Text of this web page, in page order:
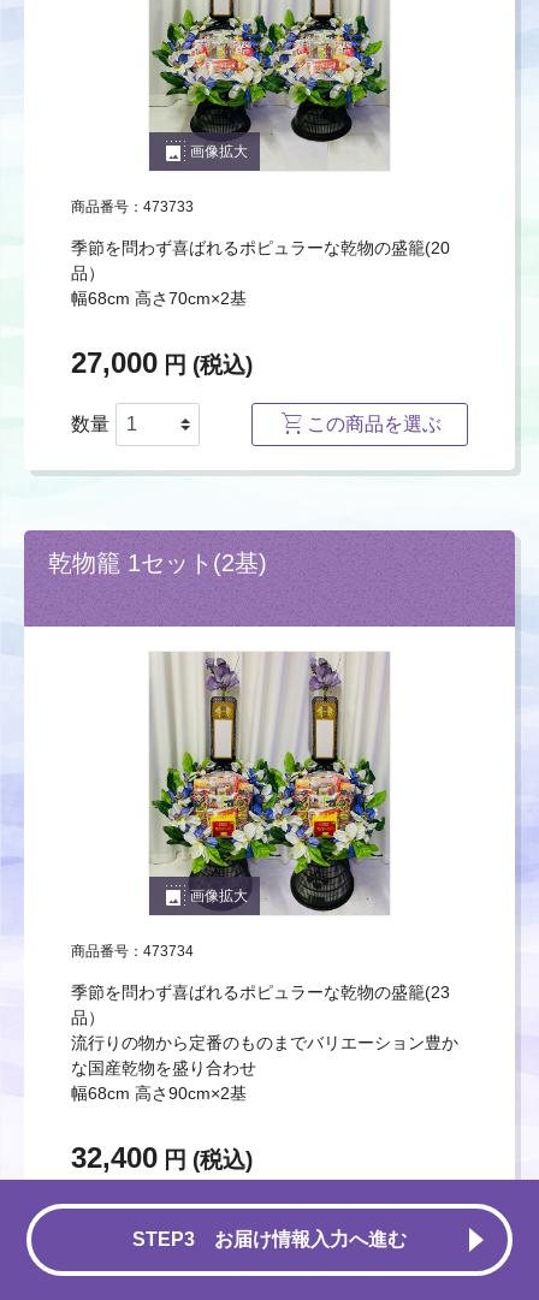
photo_size_select_large 画像拡大
商品番号：473733
季節を問わず喜ばれるポピュラーな乾物の盛籠(20
品）
幅68cm 高さ70cm×2基
27,000 円 (税込)
数量 この商品を選ぶ
乾物籠 1セット(2基)
photo_size_select_large画像拡大
商品番号：473734
季節を問わず喜ばれるポピュラーな乾物の盛籠(23
品）
流行りの物から定番のものまでバリエーション豊か
な国産乾物を盛り合わせ
幅68cm 高さ90cm×2基
32,400 円 (税込)
STEP3 お届け情報入力へ進む